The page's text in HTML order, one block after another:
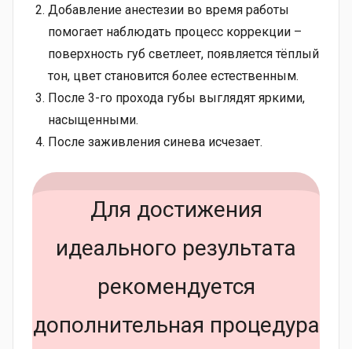
Добавление анестезии во время работы
помогает наблюдать процесс коррекции –
поверхность губ светлеет, появляется тёплый
тон, цвет становится более естественным.
После 3-го прохода губы выглядят яркими,
насыщенными.
После заживления синева исчезает.
Для достижения
идеального результата
рекомендуется
дополнительная процедура